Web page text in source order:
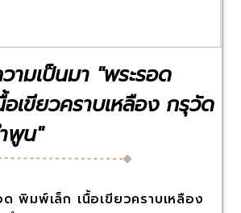
ามเป็นมา "พระรอด
เขียวคราบเหลือง กรุวัด
พูน"
เล็ก เนื้อเขียวคราบเหลือง